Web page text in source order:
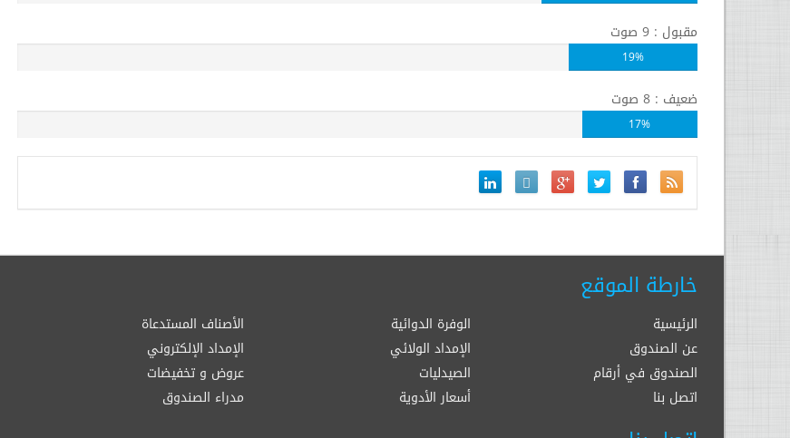
مقبول : 9 صوت
19%
ضعيف : 8 صوت
17%
خارطة الموقع
الرئيسية الوفرة الدوائية
الأصناف المستدعاة
عن الصندوق
الإمداد الولائي
الإمداد الإلكتروني
الصندوق في أرقام
الصيدليات
عروض و تخفيضات
اتصل بنا
أسعار الأدوية مدراء الصندوق